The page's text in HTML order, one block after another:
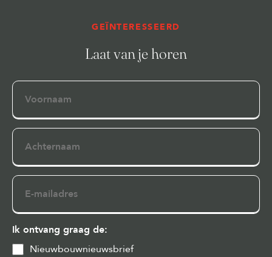
GEÏNTERESSEERD
Laat van je horen
Voornaam
Achternaam
E-
mailadres
Ik ontvang graag de:
Nieuwbouwnieuwsbrief